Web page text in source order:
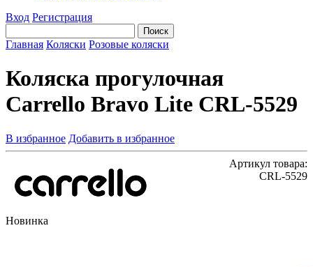
Вход Регистрация
Главная Коляски Розовые коляски
Коляска прогулочная
Carrello Bravo Lite CRL-5529
В избранное Добавить в избранное
Артикул товара:
CRL-5529
Новинка